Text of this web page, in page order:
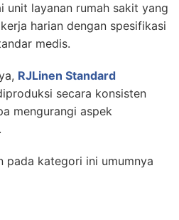
unit layanan rumah sakit yang
harian dengan spesifikasi
medis.
RJLinen Standard
secara konsisten
mengurangi aspek
pada kategori ini umumnya